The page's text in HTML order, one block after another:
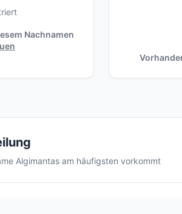
Nachnamen
Algimantas am häufigsten vorkommt